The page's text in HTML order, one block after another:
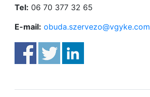
Tel: 06 70 377 32 65
E-mail: obuda.szervezo@vgyke.com